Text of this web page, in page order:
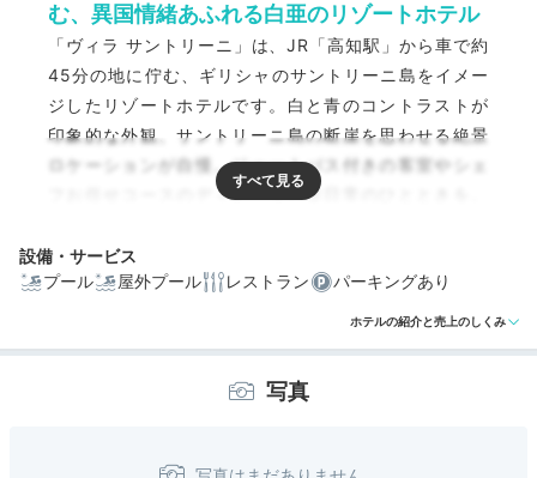
む、異国情緒あふれる白亜のリゾートホテル
「ヴィラ サントリーニ」は、JR「高知駅」から車で約
45分の地に佇む、ギリシャのサントリーニ島をイメー
ジしたリゾートホテルです。白と青のコントラストが
印象的な外観、サントリーニ島の断崖を思わせる絶景
ロケーションが自慢。ジェットバス付きの客室やシェ
フお任せコースのディナーで、非日常のひとときを。
ーニ」で過ごしませんか？
設備・サービス
プール
屋外プール レストラン パーキングあり
ホテルの紹介と売上のしくみ
写真